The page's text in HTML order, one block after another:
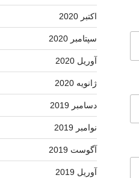
اکتبر 2020
سپتامبر 2020
آوریل 2020
ژانویه 2020
دسامبر 2019
نوامبر 2019
آگوست 2019
آوریل 2019